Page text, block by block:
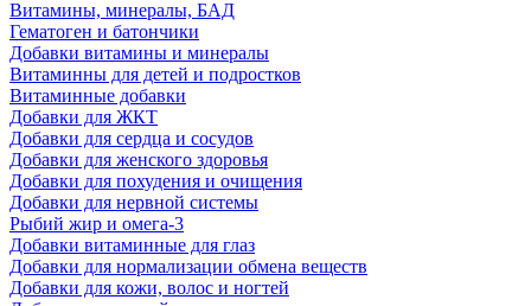
Витамины, минералы, БАД
Гематоген и батончики
Добавки витамины и минералы
Витаминны для детей и подростков
Витаминные добавки
Добавки для ЖКТ
Добавки для сердца и сосудов
Добавки для женского здоровья
Добавки для похудения и очищения
Добавки для нервной системы
Рыбий жир и омега-3
Добавки витаминные для глаз
Добавки для нормализации обмена веществ
Добавки для кожи, волос и ногтей